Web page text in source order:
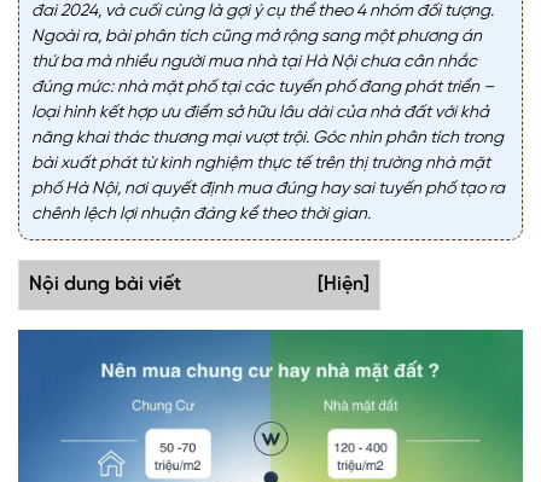
đai 2024, và cuối cùng là gợi ý cụ thể theo 4 nhóm đối tượng.
Ngoài ra, bài phân tích cũng mở rộng sang một phương án
thứ ba mà nhiều người mua nhà tại Hà Nội chưa cân nhắc
đúng mức: nhà mặt phố tại các tuyến phố đang phát triển –
loại hình kết hợp ưu điểm sở hữu lâu dài của nhà đất với khả
năng khai thác thương mại vượt trội. Góc nhìn phân tích trong
bài xuất phát từ kinh nghiệm thực tế trên thị trường nhà mặt
phố Hà Nội, nơi quyết định mua đúng hay sai tuyến phố tạo ra
chênh lệch lợi nhuận đáng kể theo thời gian.
Nội dung bài viết [Hiện]